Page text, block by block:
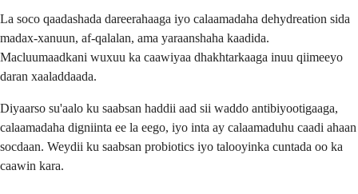
La soco qaadashada dareerahaaga iyo calaamadaha dehydreation sida
madax-xanuun, af-qalalan, ama yaraanshaha kaadida.
Macluumaadkani wuxuu ka caawiyaa dhakhtarkaaga inuu qiimeeyo
daran xaaladdaada.
Diyaarso su'aalo ku saabsan haddii aad sii waddo antibiyootigaaga,
calaamadaha digniinta ee la eego, iyo inta ay calaamaduhu caadi ahaan
socdaan. Weydii ku saabsan probiotics iyo talooyinka cuntada oo ka
caawin kara.